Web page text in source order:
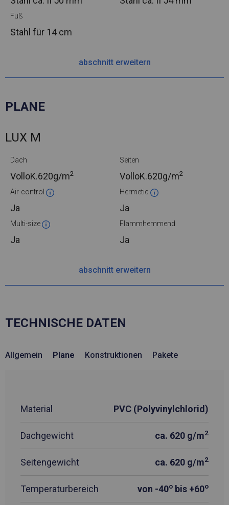
Fuß
Stahl für 14 cm
abschnitt erweitern
PLANE
LUX M
Dach
VolloK.620g/m2
Seiten
VolloK.620g/m2
Air-control
Ja
Hermetic
Ja
Multi-size
Ja
Flammhemmend
Ja
abschnitt erweitern
TECHNISCHE DATEN
Allgemein Plane Konstruktionen Pakete
Material PVC (Polyvinylchlorid)
Dachgewicht ca. 620 g/m2
Seitengewicht ca. 620 g/m2
Temperaturbereich von -40o bis +60o